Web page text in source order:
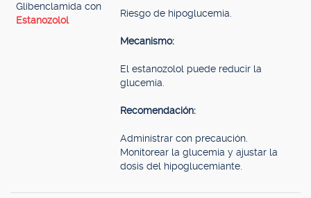
Glibenclamida con
Estanozolol
Riesgo de hipoglucemia.
Mecanismo:
El estanozolol puede reducir la
glucemia.
Recomendación:
Administrar con precaución.
Monitorear la glucemia y ajustar la
dosis del hipoglucemiante.